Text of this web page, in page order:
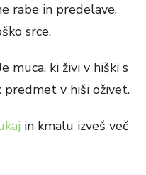
rabe in predelave.
srce.
muca, ki živi v hiški s
predmet v hiši oživet.
in kmalu izveš več